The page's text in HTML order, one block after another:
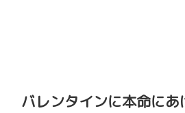
バレンタインに本命にあ